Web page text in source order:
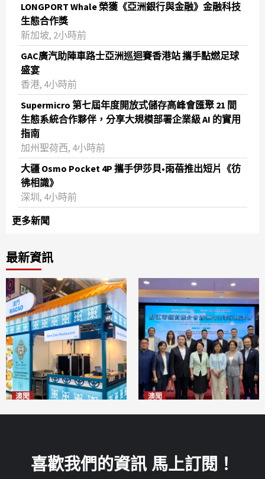
LONGPORT Whale 榮獲《亞洲銀行與金融》金融科技
生態合作獎
新加坡, 2小時前
GAC廣汽助陣車路士亞洲巡迴賽香港站 攜手點燃足球
盛宴
香港, 4小時前
Supermicro 第七屆年度開放式儲存高峰會匯聚 21 間
生態系統合作夥伴，分享大規模部署企業級 AI 的實用
指南
加州聖荷西, 4小時前
大疆 Osmo Pocket 4P 攜手伊莎貝•雨蓓推出短片《彷
彿相識》
深圳, 4小時前
更多新聞
最新資訊
澳聞 澳聞
喜歡我們的資訊 馬上訂閱！